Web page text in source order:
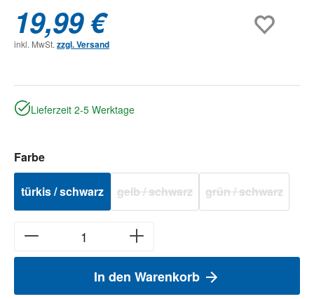
19,99 €
inkl. MwSt. zzgl. Versand
Lieferzeit 2-5 Werktage
Farbeauswählen
türkis / schwarz gelb / schwarz(Diese Option ist zurzeit nicht
grün / schwarz
(Diese Option ist
In den Warenkorb